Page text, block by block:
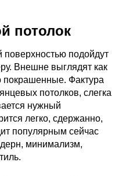
потолок
подойдут
Внешне выглядят как
покрашенные. Фактура
потолков, слегка
нужный
легко, сдержанно,
популярным сейчас
минимализм,